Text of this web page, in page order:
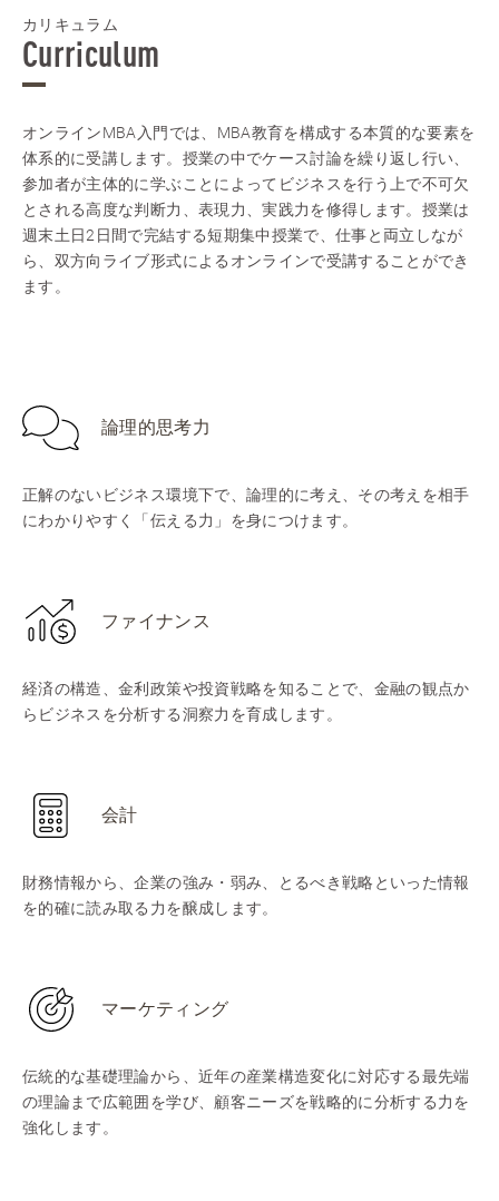
カリキュラム
Curriculum
オンラインMBA入門では、MBA教育を構成する本質的な要素を
体系的に受講します。授業の中でケース討論を繰り返し行い、
参加者が主体的に学ぶことによってビジネスを行う上で不可欠
とされる高度な判断力、表現力、実践力を修得します。授業は
週末土日2日間で完結する短期集中授業で、仕事と両立しなが
ら、双方向ライブ形式によるオンラインで受講することができ
ます。
論理的思考力
正解のないビジネス環境下で、論理的に考え、その考えを相手
にわかりやすく「伝える力」を身につけます。
ファイナンス
経済の構造、金利政策や投資戦略を知ることで、金融の観点か
らビジネスを分析する洞察力を育成します。
会計
財務情報から、企業の強み・弱み、とるべき戦略といった情報
を的確に読み取る力を醸成します。
マーケティング
伝統的な基礎理論から、近年の産業構造変化に対応する最先端
の理論まで広範囲を学び、顧客ニーズを戦略的に分析する力を
強化します。